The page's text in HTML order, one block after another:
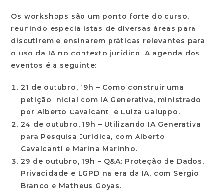
Os workshops são um ponto forte do curso,
reunindo especialistas de diversas áreas para
discutirem e ensinarem práticas relevantes para
o uso da IA no contexto jurídico. A agenda dos
eventos é a seguinte:
21 de outubro, 19h – Como construir uma
petição inicial com IA Generativa, ministrado
por Alberto Cavalcanti e Luiza Galuppo.
24 de outubro, 19h – Utilizando IA Generativa
para Pesquisa Jurídica, com Alberto
Cavalcanti e Marina Marinho.
29 de outubro, 19h – Q&A: Proteção de Dados,
Privacidade e LGPD na era da IA, com Sergio
Branco e Matheus Goyas.